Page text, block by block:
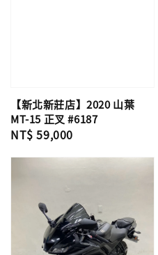
【新北新莊店】2020 山葉
MT-15 正叉 #6187
Regular
NT$ 59,000